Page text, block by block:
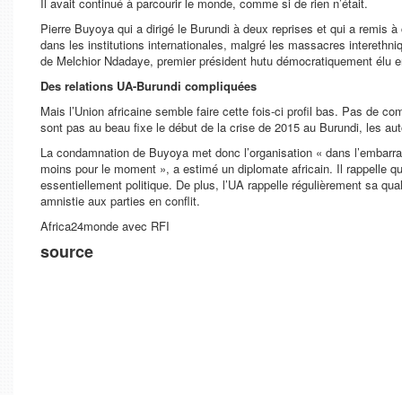
Pierre Buyoya qui a dirigé le Burundi à deux reprises et qui a remis
dans les institutions internationales, malgré les massacres
de Melchior Ndadaye, premier président hutu démocratiquement élu
Des relations UA-Burundi compliquées
Mais l’Union africaine semble faire cette fois-ci profil bas. Pas de
sont pas au beau fixe le début de la crise de 2015 au Burundi, les
La condamnation de Buyoya met donc l’organisation « dans
moins pour le moment », a estimé un diplomate africain. Il rappelle
essentiellement politique. De plus, l’UA rappelle régulièrement sa
amnistie aux parties en conflit.
Africa24monde avec RFI
source